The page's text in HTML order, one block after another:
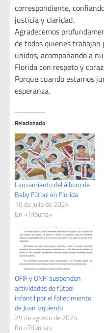
correspondiente,
justicia y claridad.
Agradecemos
de todos quienes trabajan
unidos, acompañando a
Florida con respeto y
Porque cuando estamos
esperanza.
Relacionado
Lanzamiento del álbum de
Baby Fútbol en Florida
10 de julio de 2024
En «Tribuna»
OFIF y ONFI suspenden
actividades de fútbol
infantil por el fallecimiento
de Juan Izquierdo
29 de agosto de 2024
En «Tribuna»